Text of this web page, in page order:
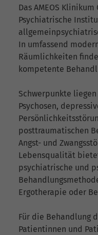
Das AMEOS
Psychiatrische
In umfassend
Räumlichkeiten
kompetente
Schwerpunkte
Psychosen,
posttraumatischen
Angst- und
Lebensqualität
psychiatrische und
Ergotherapie oder
Für die Behandlung
Patientinnen und